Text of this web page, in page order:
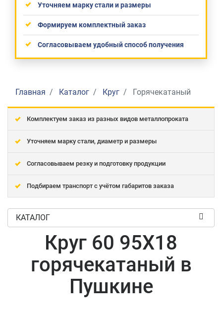
Уточняем марку стали и размеры
Формируем комплектный заказ
Согласовываем удобный способ получения
Главная Каталог Круг Горячекатаный
Комплектуем заказ из разных видов металлопроката
Уточняем марку стали, диаметр и размеры
Согласовываем резку и подготовку продукции
Подбираем транспорт с учётом габаритов заказа
КАТАЛОГ
Круг 60 95Х18
горячекатаный в
Пушкине